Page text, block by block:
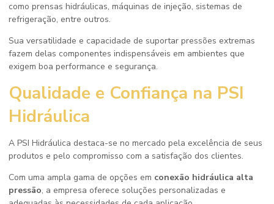
como prensas hidráulicas, máquinas de injeção, sistemas de
refrigeração, entre outros.
Sua versatilidade e capacidade de suportar pressões extremas
fazem delas componentes indispensáveis em ambientes que
exigem boa performance e segurança.
Qualidade e Confiança na PSI
Hidráulica
A PSI Hidráulica destaca-se no mercado pela excelência de seus
produtos e pelo compromisso com a satisfação dos clientes.
Com uma ampla gama de opções em conexão hidráulica alta
pressão, a empresa oferece soluções personalizadas e